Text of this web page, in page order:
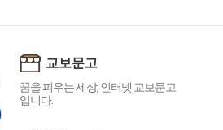
교보문고
꿈을 피우는 세상, 인터넷 교보문고
입니다.